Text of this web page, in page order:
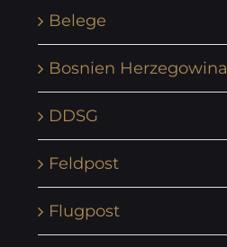
Belege
Bosnien Herzegowina
DDSG
Feldpost
Flugpost